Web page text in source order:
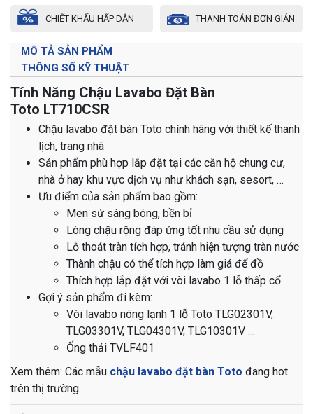
CHIẾT KHẤU HẤP DẪN THANH TOÁN ĐƠN GIẢN
MÔ TẢ SẢN PHẨM
THÔNG SỐ KỸ THUẬT
Tính Năng Chậu Lavabo Đặt Bàn
Toto LT710CSR
Chậu lavabo đặt bàn Toto chính hãng với thiết kế thanh
lịch, trang nhã
Sản phẩm phù hợp lắp đặt tại các căn hộ chung cư,
nhà ở hay khu vực dịch vụ như khách sạn, sesort, …
Ưu điểm của sản phẩm bao gồm:
Men sứ sáng bóng, bền bỉ
Lòng chậu rộng đáp ứng tốt nhu cầu sử dụng
Lỗ thoát tràn tích hợp, tránh hiện tượng tràn nước
Thành chậu có thể tích hợp làm giá để đồ
Thích hợp lắp đặt với vòi lavabo 1 lỗ thấp cổ
Gợi ý sản phẩm đi kèm:
Vòi lavabo nóng lạnh 1 lỗ Toto TLG02301V,
TLG03301V, TLG04301V, TLG10301V …
Ống thải TVLF401
​​​​​​​​​​​​​​​​​​​​​​​​​​​​​​​​​​​​​​​​​​​​​​​​​​​​​​​​​​​​​​​​​​​​​​​​​​​​​​​​​​​​​​​​​​​​​​​​​​​​​​​​​Xem thêm: Các mẫu chậu lavabo đặt bàn Toto đang hot
trên thị trường